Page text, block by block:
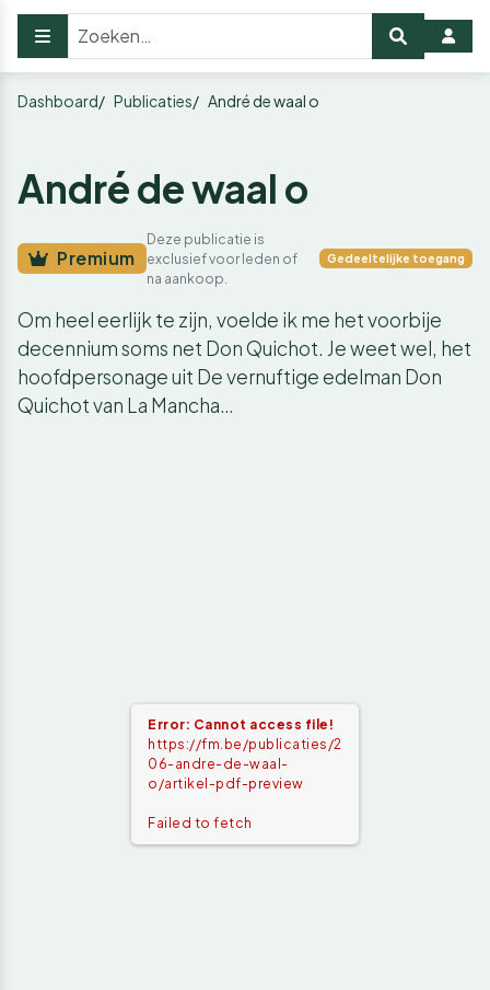
Dashboard Publicaties André de waal o
André de waal o
Premium
Deze publicatie is
exclusief voor leden of
na aankoop.
Gedeeltelijke toegang
Om heel eerlijk te zijn, voelde ik me het voorbije
decennium soms net Don Quichot. Je weet wel, het
hoofdpersonage uit De vernuftige edelman Don
Quichot van La Mancha…
Error: Cannot access file!
https://fm.be/publicaties/2
06-andre-de-waal-
o/artikel-pdf-preview
Failed to fetch